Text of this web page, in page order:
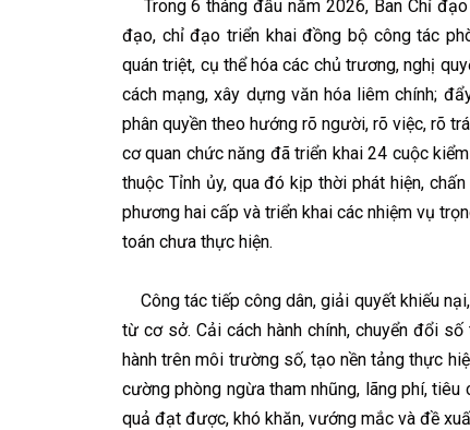
Trong 6 tháng đầu năm 2026, Ban Chỉ
đạo, chỉ đạo triển khai đồng bộ công tác
quán triệt, cụ thể hóa các chủ trương, nghị
cách mạng, xây dựng văn hóa liêm chính;
phân quyền theo hướng rõ người, rõ việc, rõ
cơ quan chức năng đã triển khai 24 cuộc
thuộc Tỉnh ủy, qua đó kịp thời phát hiện,
phương hai cấp và triển khai các nhiệm vụ
toán chưa thực hiện.
Công tác tiếp công dân, giải quyết khiếu
từ cơ sở. Cải cách hành chính, chuyển đổi
hành trên môi trường số, tạo nền tảng thực
cường phòng ngừa tham nhũng, lãng phí,
quả đạt được, khó khăn, vướng mắc và đề